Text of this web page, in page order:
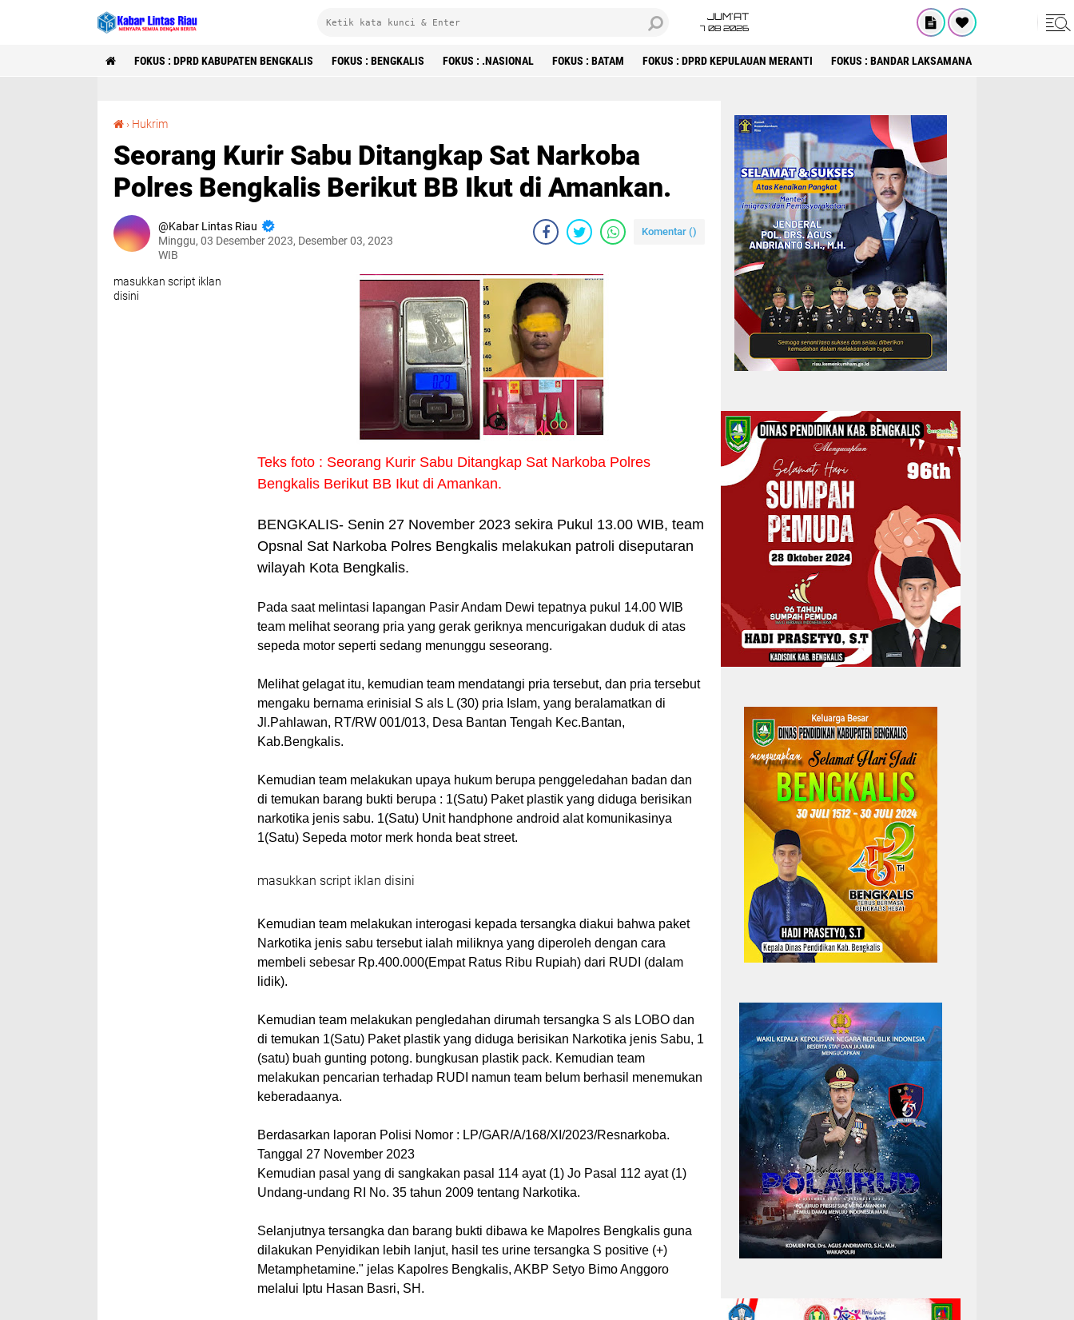
JUM'AT
7 08 2026
FOKUS : DPRD KABUPATEN BENGKALIS FOKUS : BENGKALIS FOKUS : .NASIONAL FOKUS : BATAM FOKUS : DPRD KEPULAUAN MERANTI FOKUS : BANDAR LAKSAMANA
› Hukrim
Seorang Kurir Sabu Ditangkap Sat Narkoba
Polres Bengkalis Berikut BB Ikut di Amankan.
Kabar Lintas Riau
Minggu, 03 Desember 2023, Desember 03, 2023
WIB
Komentar ()
masukkan script iklan
disini
Teks foto : Seorang Kurir Sabu Ditangkap Sat Narkoba Polres
Bengkalis Berikut BB Ikut di Amankan.
BENGKALIS- Senin 27 November 2023 sekira Pukul 13.00 WIB, team
Opsnal Sat Narkoba Polres Bengkalis melakukan patroli diseputaran
wilayah Kota Bengkalis.
Pada saat melintasi lapangan Pasir Andam Dewi tepatnya pukul 14.00 WIB
team melihat seorang pria yang gerak geriknya mencurigakan duduk di atas
sepeda motor seperti sedang menunggu seseorang.
Melihat gelagat itu, kemudian team mendatangi pria tersebut, dan pria tersebut
mengaku bernama erinisial S als L (30) pria Islam, yang beralamatkan di
Jl.Pahlawan, RT/RW 001/013, Desa Bantan Tengah Kec.Bantan,
Kab.Bengkalis.
Kemudian team melakukan upaya hukum berupa penggeledahan badan dan
di temukan barang bukti berupa : 1(Satu) Paket plastik yang diduga berisikan
narkotika jenis sabu. 1(Satu) Unit handphone android alat komunikasinya
1(Satu) Sepeda motor merk honda beat street.
masukkan script iklan disini
Kemudian team melakukan interogasi kepada tersangka diakui bahwa paket
Narkotika jenis sabu tersebut ialah miliknya yang diperoleh dengan cara
membeli sebesar Rp.400.000(Empat Ratus Ribu Rupiah) dari RUDI (dalam
lidik).
Kemudian team melakukan pengledahan dirumah tersangka S als LOBO dan
di temukan 1(Satu) Paket plastik yang diduga berisikan Narkotika jenis Sabu, 1
(satu) buah gunting potong. bungkusan plastik pack. Kemudian team
melakukan pencarian terhadap RUDI namun team belum berhasil menemukan
keberadaanya.
Berdasarkan laporan Polisi Nomor : LP/GAR/A/168/XI/2023/Resnarkoba.
Tanggal 27 November 2023
Kemudian pasal yang di sangkakan pasal 114 ayat (1) Jo Pasal 112 ayat (1)
Undang-undang RI No. 35 tahun 2009 tentang Narkotika.
Selanjutnya tersangka dan barang bukti dibawa ke Mapolres Bengkalis guna
dilakukan Penyidikan lebih lanjut, hasil tes urine tersangka S positive (+)
Metamphetamine." jelas Kapolres Bengkalis, AKBP Setyo Bimo Anggoro
melalui Iptu Hasan Basri, SH.